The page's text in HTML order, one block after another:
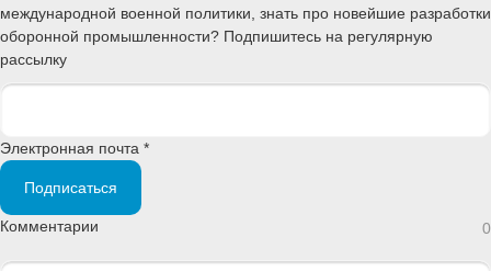
международной военной политики, знать про новейшие разработки
оборонной промышленности? Подпишитесь на регулярную
рассылку
Электронная почта *
Подписаться
Комментарии 0